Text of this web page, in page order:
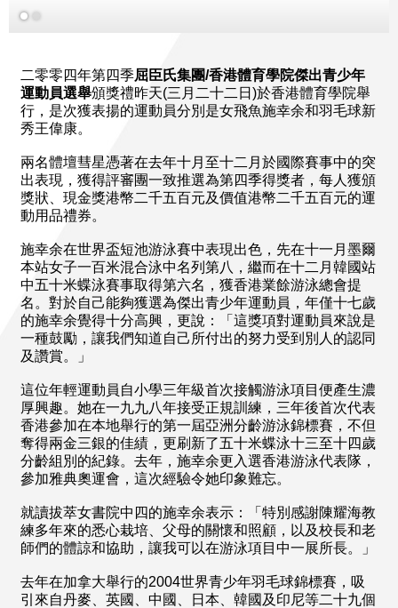
二零零四年第四季屈臣氏集團/香港體育學院傑出青少年
運動員選舉頒獎禮昨天(三月二十二日)於香港體育學院舉
行，是次獲表揚的運動員分別是女飛魚施幸余和羽毛球新
秀王偉康。
兩名體壇彗星憑著在去年十月至十二月於國際賽事中的突
出表現，獲得評審團一致推選為第四季得獎者，每人獲頒
獎狀、現金獎港幣二千五百元及價值港幣二千五百元的運
動用品禮券。
施幸余在世界盃短池游泳賽中表現出色，先在十一月墨爾
本站女子一百米混合泳中名列第八，繼而在十二月韓國站
中五十米蝶泳賽事取得第六名，獲香港業餘游泳總會提
名。對於自己能夠獲選為傑出青少年運動員，年僅十七歲
的施幸余覺得十分高興，更說：「這獎項對運動員來說是
一種鼓勵，讓我們知道自己所付出的努力受到別人的認同
及讚賞。」
這位年輕運動員自小學三年級首次接觸游泳項目便產生濃
厚興趣。她在一九九八年接受正規訓練，三年後首次代表
香港參加在本地舉行的第一屆亞洲分齡游泳錦標賽，不但
奪得兩金三銀的佳績，更刷新了五十米蝶泳十三至十四歲
分齡組別的紀錄。去年，施幸余更入選香港游泳代表隊，
參加雅典奧運會，這次經驗令她印象難忘。
就讀拔萃女書院中四的施幸余表示：「特別感謝陳耀海教
練多年來的悉心栽培、父母的關懷和照顧，以及校長和老
師們的體諒和協助，讓我可以在游泳項目中一展所長。」
去年在加拿大舉行的2004世界青少年羽毛球錦標賽，吸
引來自丹麥、英國、中國、日本、韓國及印尼等二十九個